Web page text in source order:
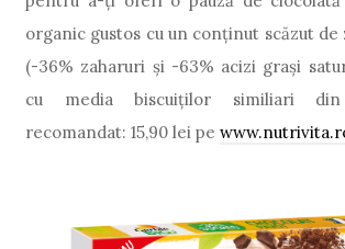
organic gustos cu un conținut scăzut de
(-36% zaharuri şi -63% acizi graşi
cu media biscuiţilor similiari
recomandat: 15,90 lei pe